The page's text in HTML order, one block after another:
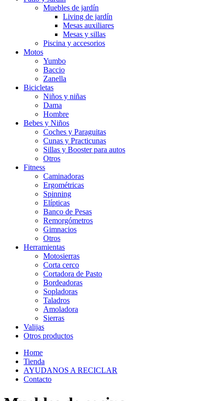
Muebles de jardín
Living de jardín
Mesas auxiliares
Mesas y sillas
Piscina y accesorios
Motos
Yumbo
Baccio
Zanella
Bicicletas
Niños y niñas
Dama
Hombre
Bebes y Niños
Coches y Paraguitas
Cunas y Practicunas
Sillas y Booster para autos
Otros
Fitness
Caminadoras
Ergométricas
Spinning
Elípticas
Banco de Pesas
Remorgómetros
Gimnacios
Otros
Herramientas
Motosierras
Corta cerco
Cortadora de Pasto
Bordeadoras
Sopladoras
Taladros
Amoladora
Sierras
Valijas
Otros productos
Home
Tienda
AYUDANOS A RECICLAR
Contacto